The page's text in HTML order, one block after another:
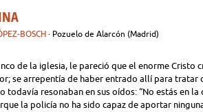
BOSCH · Pozuelo de Alarcón (Madrid)
de la iglesia, le pareció que el enorme Cristo
se arrepentía de haber entrado allí para tratar
todavía resonaban en sus oídos: “No estás en la
la policía no ha sido capaz de aportar